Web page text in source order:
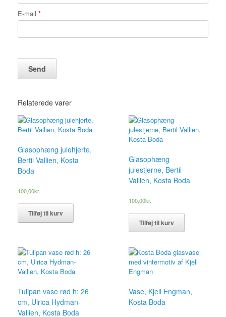
E-mail *
Relaterede varer
Glasophæng julehjerte,
Bertil Vallien, Kosta
Boda
100,00kr.
Tilføj til kurv
Glasophæng
julestjerne, Bertil
Vallien, Kosta Boda
100,00kr.
Tilføj til kurv
Tulipan vase rød h: 26
cm, Ulrica Hydman-
Vallien, Kosta Boda
Vase, Kjell Engman,
Kosta Boda